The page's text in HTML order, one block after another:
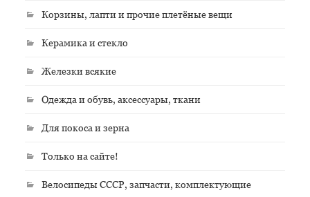
Корзины, лапти и прочие плетёные вещи
Керамика и стекло
Железки всякие
Одежда и обувь, аксессуары, ткани
Для покоса и зерна
Только на сайте!
Велосипеды СССР, запчасти, комплектующие